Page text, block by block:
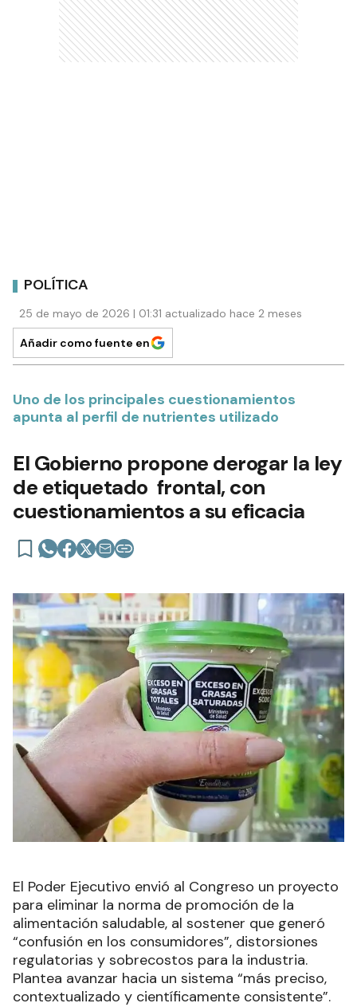
POLÍTICA
25 de mayo de 2026 | 01:31 actualizado hace 2 meses
Añadir como fuente en
Uno de los principales cuestionamientos
apunta al perfil de nutrientes utilizado
El Gobierno propone derogar la ley
de etiquetado frontal, con
cuestionamientos a su eficacia
El Poder Ejecutivo envió al Congreso un proyecto
para eliminar la norma de promoción de la
alimentación saludable, al sostener que generó
“confusión en los consumidores”, distorsiones
regulatorias y sobrecostos para la industria.
Plantea avanzar hacia un sistema “más preciso,
contextualizado y científicamente consistente”.